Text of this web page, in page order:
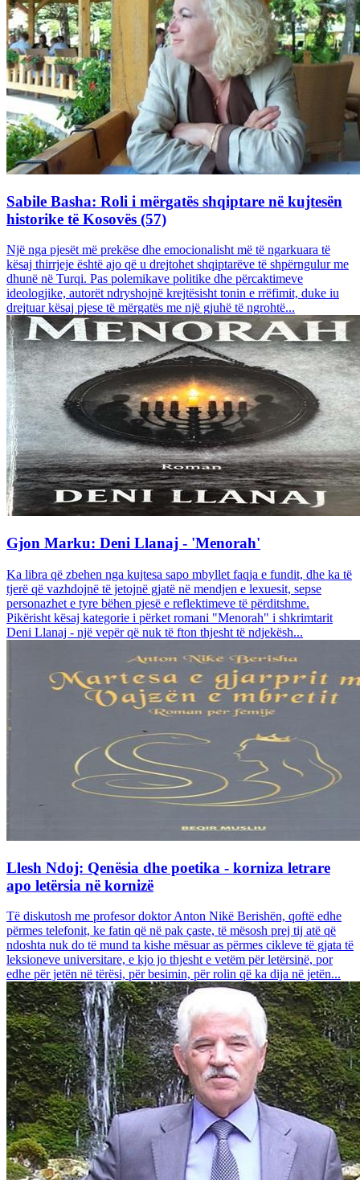
Sabile Basha: Roli i mërgatës shqiptare në kujtesën
historike të Kosovës (57)
Një nga pjesët më prekëse dhe emocionalisht më të ngarkuara të
kësaj thirrjeje është ajo që u drejtohet shqiptarëve të shpërngulur me
dhunë në Turqi. Pas polemikave politike dhe përcaktimeve
ideologjike, autorët ndryshojnë krejtësisht tonin e rrëfimit, duke iu
drejtuar kësaj pjese të mërgatës me një gjuhë të ngrohtë...
Gjon Marku: Deni Llanaj - 'Menorah'
Ka libra që zbehen nga kujtesa sapo mbyllet faqja e fundit, dhe ka të
tjerë që vazhdojnë të jetojnë gjatë në mendjen e lexuesit, sepse
personazhet e tyre bëhen pjesë e reflektimeve të përditshme.
Pikërisht kësaj kategorie i përket romani "Menorah" i shkrimtarit
Deni Llanaj - një vepër që nuk të fton thjesht të ndjekësh...
Llesh Ndoj: Qenësia dhe poetika - korniza letrare
apo letërsia në kornizë
Të diskutosh me profesor doktor Anton Nikë Berishën, qoftë edhe
përmes telefonit, ke fatin që në pak çaste, të mësosh prej tij atë që
ndoshta nuk do të mund ta kishe mësuar as përmes cikleve të gjata të
leksioneve universitare, e kjo jo thjesht e vetëm për letërsinë, por
edhe për jetën në tërësi, për besimin, për rolin që ka dija në jetën...